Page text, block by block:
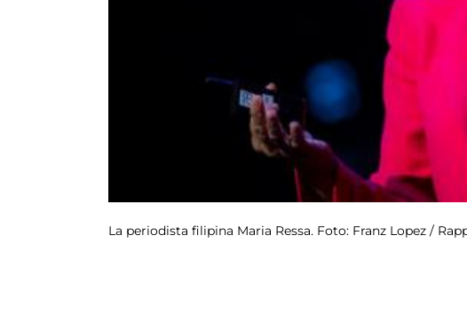
La periodista filipina Maria Ressa. Foto: Franz Lopez /